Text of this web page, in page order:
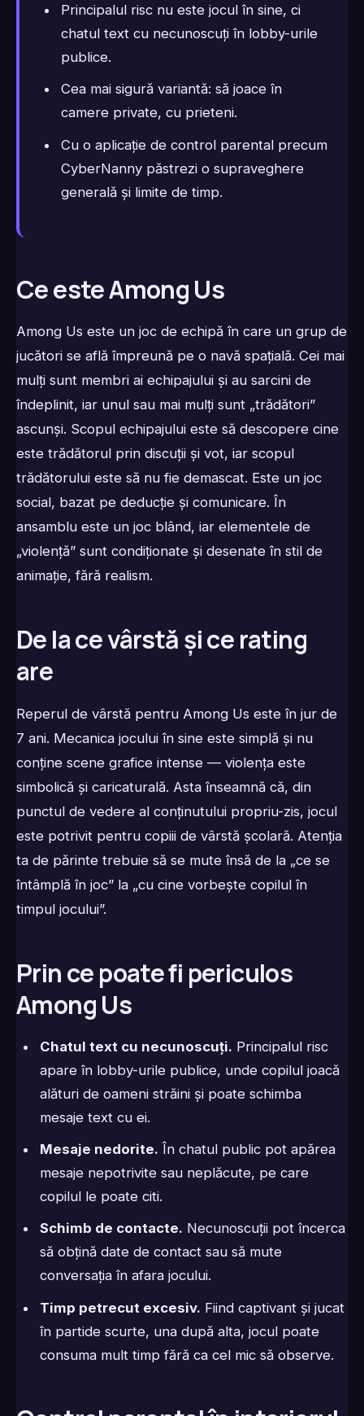
Principalul risc nu este jocul în sine, ci
chatul text cu necunoscuți în lobby-urile
publice.
Cea mai sigură variantă: să joace în
camere private, cu prieteni.
Cu o aplicație de control parental precum
CyberNanny păstrezi o supraveghere
generală și limite de timp.
Ce este Among Us
Among Us este un joc de echipă în care un grup de
jucători se află împreună pe o navă spațială. Cei mai
mulți sunt membri ai echipajului și au sarcini de
îndeplinit, iar unul sau mai mulți sunt „trădători”
ascunși. Scopul echipajului este să descopere cine
este trădătorul prin discuții și vot, iar scopul
trădătorului este să nu fie demascat. Este un joc
social, bazat pe deducție și comunicare. În
ansamblu este un joc blând, iar elementele de
„violență” sunt condiționate și desenate în stil de
animație, fără realism.
De la ce vârstă și ce rating
are
Reperul de vârstă pentru Among Us este în jur de
7 ani. Mecanica jocului în sine este simplă și nu
conține scene grafice intense — violența este
simbolică și caricaturală. Asta înseamnă că, din
punctul de vedere al conținutului propriu-zis, jocul
este potrivit pentru copiii de vârstă școlară. Atenția
ta de părinte trebuie să se mute însă de la „ce se
întâmplă în joc” la „cu cine vorbește copilul în
timpul jocului”.
Prin ce poate fi periculos
Among Us
Chatul text cu necunoscuți. Principalul risc
apare în lobby-urile publice, unde copilul joacă
alături de oameni străini și poate schimba
mesaje text cu ei.
Mesaje nedorite. În chatul public pot apărea
mesaje nepotrivite sau neplăcute, pe care
copilul le poate citi.
Schimb de contacte. Necunoscuții pot încerca
să obțină date de contact sau să mute
conversația în afara jocului.
Timp petrecut excesiv. Fiind captivant și jucat
în partide scurte, una după alta, jocul poate
consuma mult timp fără ca cel mic să observe.